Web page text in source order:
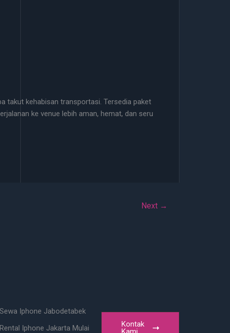
takut kehabisan transportasi. Tersedia paket
ke venue lebih aman, hemat, dan seru
Next →
Sewa Iphone Jabodetabek
Rental Iphone Jakarta Mulai
Kontak